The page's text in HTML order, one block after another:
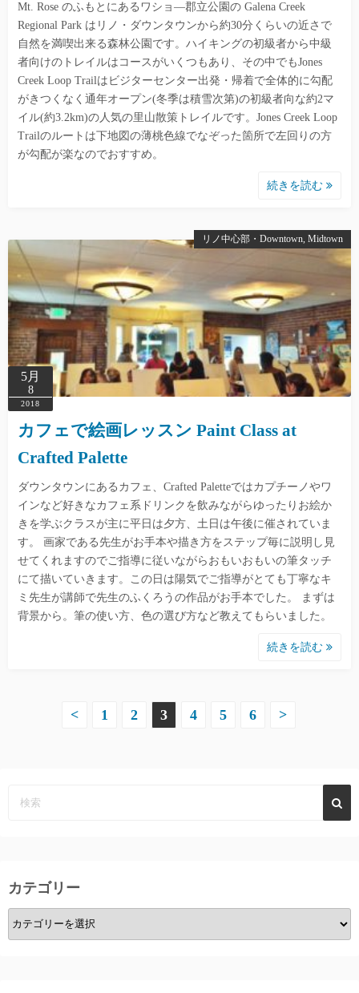
Mt. Rose のふもとにあるワショ―郡立公園の Galena Creek
Regional Park はリノ・ダウンタウンから約30分くらいの近さで
自然を満喫出来る森林公園です。ハイキングの初級者から中級
者向けのトレイルはコースがいくつもあり、その中でもJones
Creek Loop Trailはビジターセンター出発・帰着で全体的に勾配
がきつくなく通年オープン(冬季は積雪次第)の初級者向な約2マ
イル(約3.2km)の人気の里山散策トレイルです。Jones Creek Loop
Trailのルートは下地図の薄桃色線でなぞった箇所で左回りの方
が勾配が楽なのでおすすめ。
続きを読む
リノ中心部・Downtown, Midtown
5月
8
2018
カフェで絵画レッスン Paint Class at
Crafted Palette
ダウンタウンにあるカフェ、Crafted Paletteではカプチーノやワ
インなど好きなカフェ系ドリンクを飲みながらゆったりお絵か
きを学ぶクラスが主に平日は夕方、土日は午後に催されていま
す。 画家である先生がお手本や描き方をステップ毎に説明し見
せてくれますのでご指導に従いながらおもいおもいの筆タッチ
にて描いていきます。この日は陽気でご指導がとても丁寧なキ
ミ先生が講師で先生のふくろうの作品がお手本でした。 まずは
背景から。筆の使い方、色の選び方など教えてもらいました。
続きを読む
ペ
送
り
< 1 2 3 4 5 6 >
カテゴリー
カ
テ